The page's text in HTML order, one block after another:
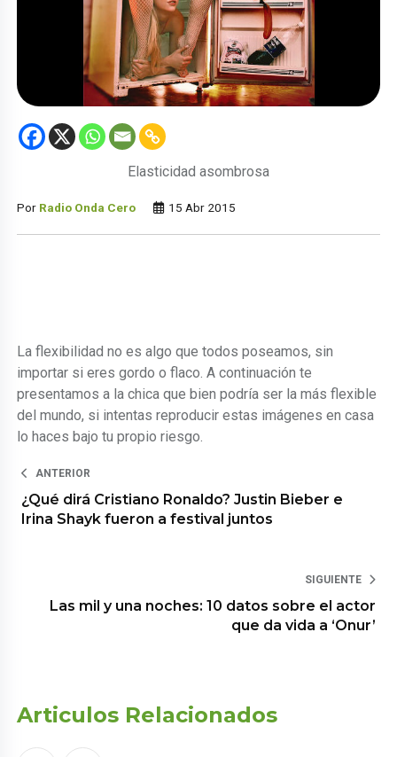
Elasticidad asombrosa
Por Radio Onda Cero 15 Abr 2015
La flexibilidad no es algo que todos poseamos, sin
importar si eres gordo o flaco. A continuación te
presentamos a la chica que bien podría ser la más flexible
del mundo, si intentas reproducir estas imágenes en casa
lo haces bajo tu propio riesgo.
ANTERIOR
¿Qué dirá Cristiano Ronaldo? Justin Bieber e
Irina Shayk fueron a festival juntos
SIGUIENTE
Las mil y una noches: 10 datos sobre el actor
que da vida a ‘Onur’
Articulos Relacionados